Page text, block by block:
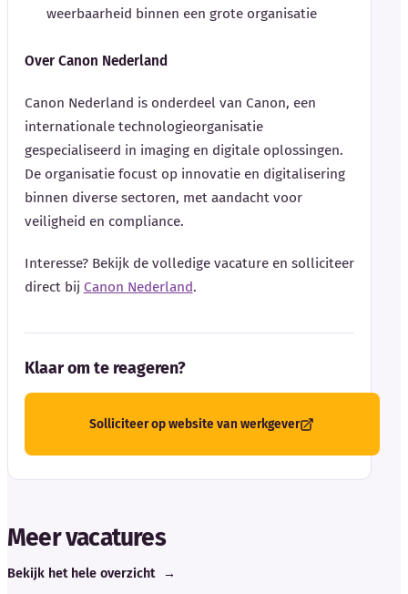
weerbaarheid binnen een grote organisatie
Over Canon Nederland
Canon Nederland is onderdeel van Canon, een
internationale technologieorganisatie
gespecialiseerd in imaging en digitale oplossingen.
De organisatie focust op innovatie en digitalisering
binnen diverse sectoren, met aandacht voor
veiligheid en compliance.
Interesse? Bekijk de volledige vacature en solliciteer
direct bij Canon Nederland.
Klaar om te reageren?
Solliciteer op website van werkgever
Meer vacatures
Bekijk het hele overzicht →